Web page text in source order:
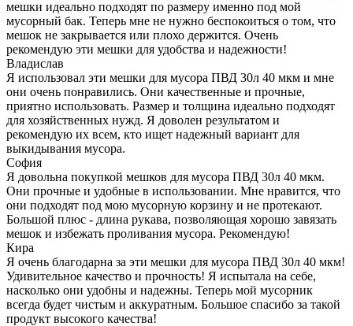
мешки идеально подходят по размеру именно под мой
мусорный бак. Теперь мне не нужно беспокоиться о том, что
мешок не закрывается или плохо держится. Очень
рекомендую эти мешки для удобства и надежности!
Владислав
Я использовал эти мешки для мусора ПВД 30л 40 мкм и мне
они очень понравились. Они качественные и прочные,
приятно использовать. Размер и толщина идеально подходят
для хозяйственных нужд. Я доволен результатом и
рекомендую их всем, кто ищет надежный вариант для
выкидывания мусора.
София
Я довольна покупкой мешков для мусора ПВД 30л 40 мкм.
Они прочные и удобные в использовании. Мне нравится, что
они подходят под мою мусорную корзину и не протекают.
Большой плюс - длина рукава, позволяющая хорошо завязать
мешок и избежать проливания мусора. Рекомендую!
Кира
Я очень благодарна за эти мешки для мусора ПВД 30л 40 мкм!
Удивительное качество и прочность! Я испытала на себе,
насколько они удобны и надежны. Теперь мой мусорник
всегда будет чистым и аккуратным. Большое спасибо за такой
продукт высокого качества!